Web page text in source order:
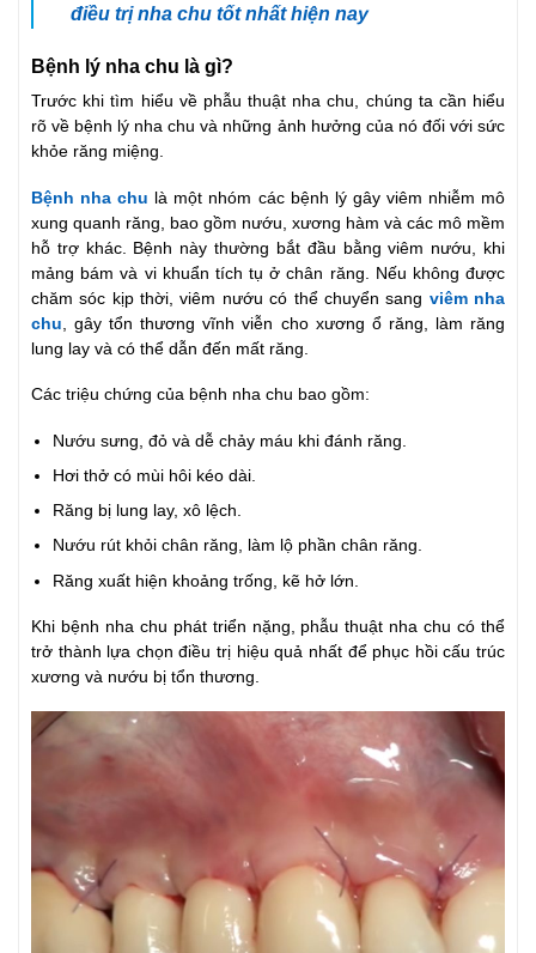
điều trị nha chu tốt nhất hiện nay
Bệnh lý nha chu là gì?
Trước khi tìm hiểu về phẫu thuật nha chu, chúng ta cần hiểu
rõ về bệnh lý nha chu và những ảnh hưởng của nó đối với sức
khỏe răng miệng.
Bệnh nha chu là một nhóm các bệnh lý gây viêm nhiễm mô
xung quanh răng, bao gồm nướu, xương hàm và các mô mềm
hỗ trợ khác. Bệnh này thường bắt đầu bằng viêm nướu, khi
mảng bám và vi khuẩn tích tụ ở chân răng. Nếu không được
chăm sóc kịp thời, viêm nướu có thể chuyển sang viêm nha
chu , gây tổn thương vĩnh viễn cho xương ổ răng, làm răng
lung lay và có thể dẫn đến mất răng.
Các triệu chứng của bệnh nha chu bao gồm:
Nướu sưng, đỏ và dễ chảy máu khi đánh răng.
Hơi thở có mùi hôi kéo dài.
Răng bị lung lay, xô lệch.
Nướu rút khỏi chân răng, làm lộ phần chân răng.
Răng xuất hiện khoảng trống, kẽ hở lớn.
Khi bệnh nha chu phát triển nặng, phẫu thuật nha chu có thể
trở thành lựa chọn điều trị hiệu quả nhất để phục hồi cấu trúc
xương và nướu bị tổn thương.